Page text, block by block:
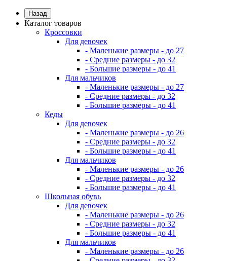
Назад
Каталог товаров
Кроссовки
Для девочек
- Маленькие размеры - до 27
- Средние размеры - до 32
- Большие размеры - до 41
Для мальчиков
- Маленькие размеры - до 27
- Средние размеры - до 32
- Большие размеры - до 41
Кеды
Для девочек
- Маленькие размеры - до 26
- Средние размеры - до 32
- Большие размеры - до 41
Для мальчиков
- Маленькие размеры - до 26
- Средние размеры - до 32
- Большие размеры - до 41
Школьная обувь
Для девочек
- Маленькие размеры - до 26
- Средние размеры - до 32
- Большие размеры - до 41
Для мальчиков
- Маленькие размеры - до 26